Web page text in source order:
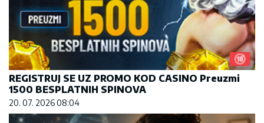
REGISTRUJ SE UZ PROMO KOD CASINO Preuzmi
1500 BESPLATNIH SPINOVA
20. 07. 2026 08:04